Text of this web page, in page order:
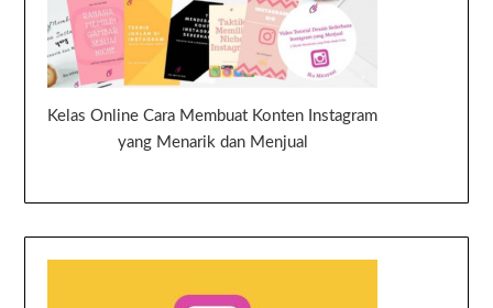
Kelas Online Cara Membuat Konten Instagram
yang Menarik dan Menjual